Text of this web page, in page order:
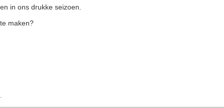
in ons drukke seizoen.
maken?